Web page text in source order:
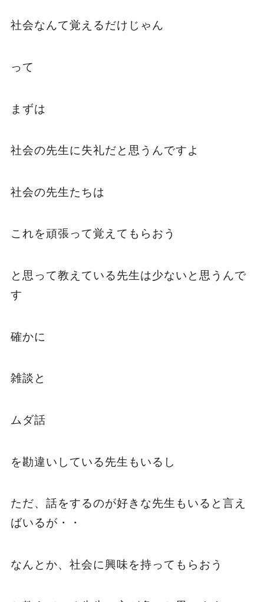
社会なんて覚えるだけじゃん
って
まずは
社会の先生に失礼だと思うんですよ
社会の先生たちは
これを頑張って覚えてもらおう
と思って教えている先生は少ないと思うんで
す
確かに
雑談と
ムダ話
を勘違いしている先生もいるし
ただ、話をするのが好きな先生もいると言え
ばいるが・・
なんとか、社会に興味を持ってもらおう